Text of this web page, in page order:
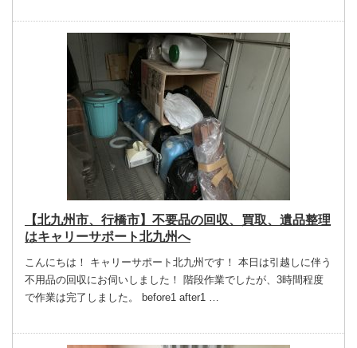
【北九州市、行橋市】不要品の回収、買取、遺品整理
はキャリーサポート北九州へ
こんにちは！ キャリーサポート北九州です！ 本日は引越しに伴う
不用品の回収にお伺いしました！ 階段作業でしたが、3時間程度
で作業は完了しました。 before1 after1 …